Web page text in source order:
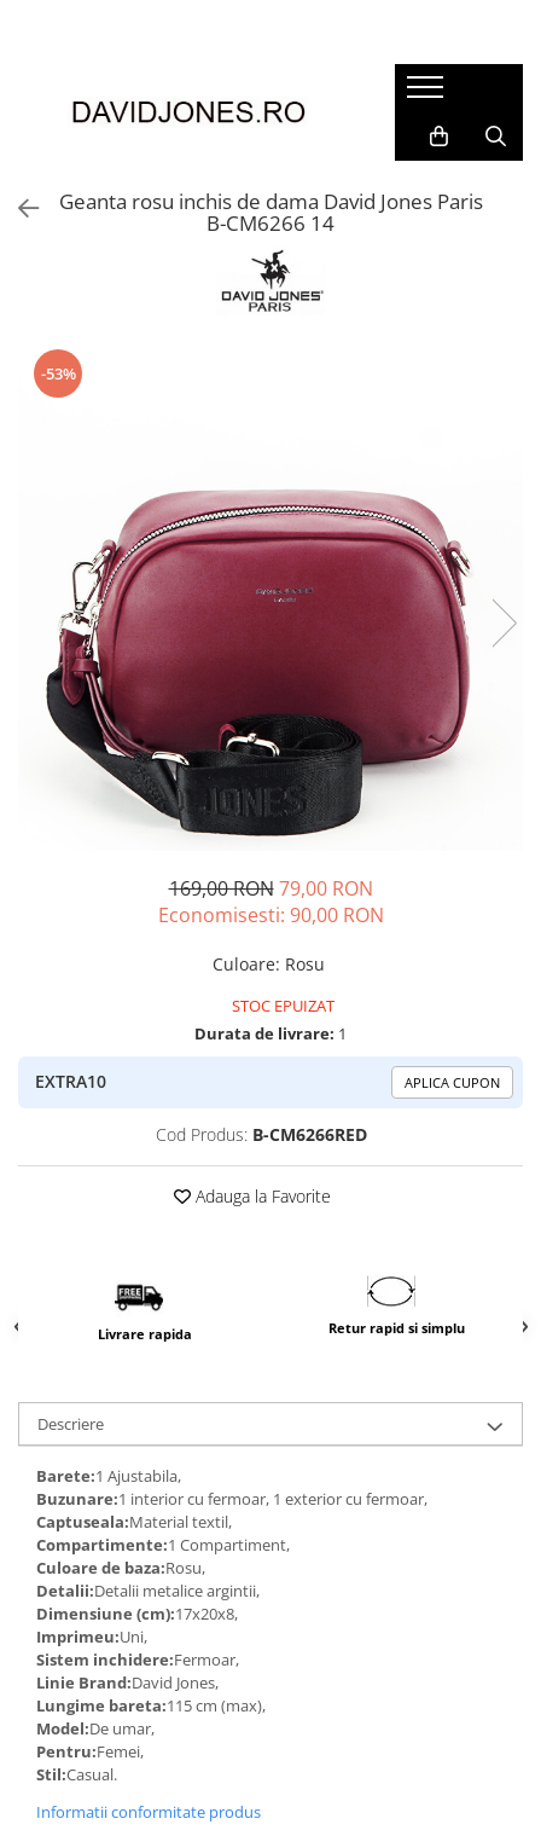
Accesorii
Genti din piele
Cizme si botine
Mocasini si balerini
Geanta rosu inchis de dama David Jones Paris
B-CM6266 14
-53%
169,00 RON 79,00 RON
Economisesti: 90,00 RON
Culoare: Rosu
STOC EPUIZAT
Durata de livrare: 1
EXTRA10 APLICA CUPON
Cod Produs: B-CM6266RED
Adauga la Favorite
Livrare rapida Retur rapid si simplu
Descriere
Barete:1 Ajustabila,
Buzunare:1 interior cu fermoar, 1 exterior cu fermoar,
Captuseala:Material textil,
Compartimente:1 Compartiment,
Culoare de baza:Rosu,
Detalii:Detalii metalice argintii,
Dimensiune (cm):17x20x8,
Imprimeu:Uni,
Sistem inchidere:Fermoar,
Linie Brand:David Jones,
Lungime bareta:115 cm (max),
Model:De umar,
Pentru:Femei,
Stil:Casual.
Informatii conformitate produs